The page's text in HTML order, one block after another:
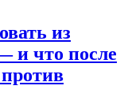
из
и что после